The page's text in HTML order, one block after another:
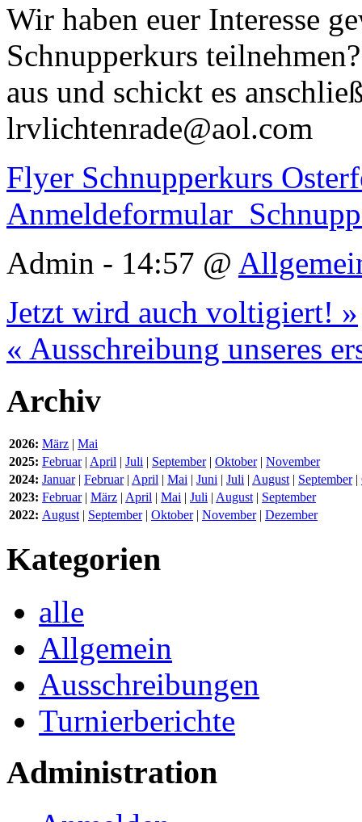
Wir haben euer Interesse
Schnupperkurs
aus und schickt es
lrvlichtenrade@aol.com
Flyer Schnupperkurs
Admin - 14:57 @
Jetzt wird auch voltigiert! »
« Ausschreibung unseres
Archiv
2026: März | Mai
2025: Februar| April | Juli | September| Oktober| November
2024: Januar| Februar| April | Mai | Juni | Juli | August | September|
2023: Februar| März | April | Mai | Juli | August | September
2022: August | September| Oktober| November| Dezember
Kategorien
alle
Allgemein
Ausschreibungen
Turnierberichte
Administration